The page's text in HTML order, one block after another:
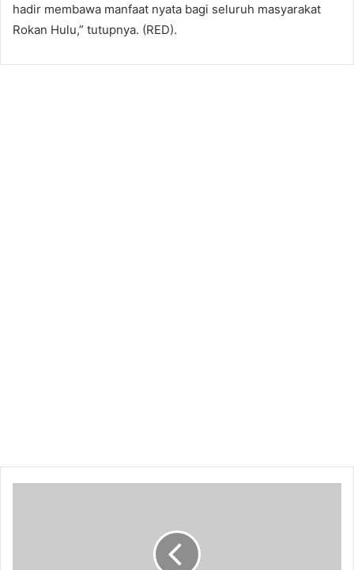
hadir membawa manfaat nyata bagi seluruh masyarakat
Rokan Hulu,” tutupnya. (RED).